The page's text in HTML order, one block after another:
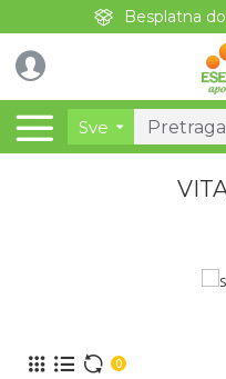
Besplatna
Sve
0